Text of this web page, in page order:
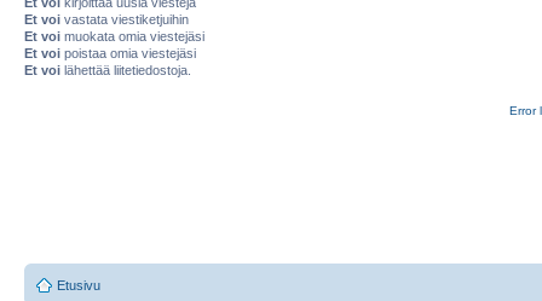
Et voi vastata viestiketjuihin
Et voi muokata omia viestejäsi
Et voi poistaa omia viestejäsi
Et voi lähettää liitetiedostoja.
Error
Etusivu